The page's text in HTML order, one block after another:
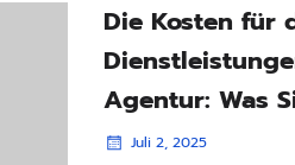
Die Kosten für
Agentur: Was
Juli 2, 2025